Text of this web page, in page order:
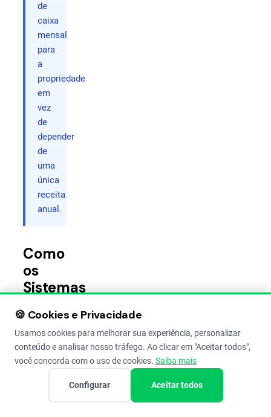
de
caixa
mensal
para
a
propriedade
em
vez
de
depender
de
uma
única
receita
anual.
Como
os
Sistemas
funcionam
na
prática?
🍪 Cookies e Privacidade
Usamos cookies para melhorar sua experiência, personalizar
conteúdo e analisar nosso tráfego. Ao clicar em "Aceitar todos",
você concorda com o uso de cookies. Saiba mais
Configurar Aceitar todos